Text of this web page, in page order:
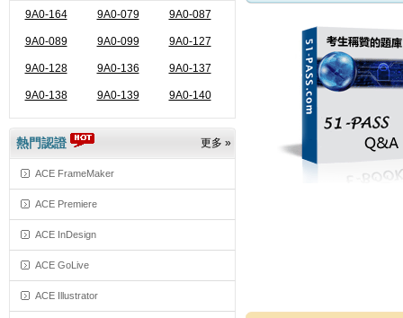
9A0-164 9A0-079 9A0-087
9A0-089 9A0-099 9A0-127
9A0-128 9A0-136 9A0-137
9A0-138 9A0-139 9A0-140
更多 »
熱門認證
ACE FrameMaker
ACE Premiere
ACE InDesign
ACE GoLive
ACE Illustrator